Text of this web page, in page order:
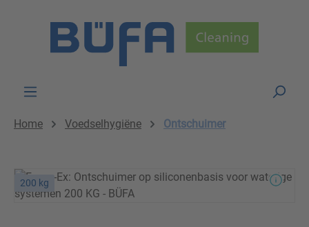
Home Voedselhygiëne Ontschuimer
200 kg